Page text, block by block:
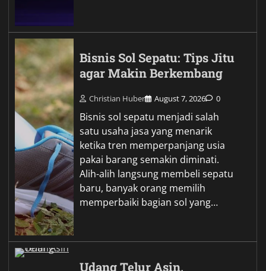
Bisnis Sol Sepatu: Tips Jitu
agar Makin Berkembang
Christian Huber August 7, 2026 0
Bisnis sol sepatu menjadi salah
satu usaha jasa yang menarik
ketika tren memperpanjang usia
pakai barang semakin diminati.
Alih-alih langsung membeli sepatu
baru, banyak orang memilih
memperbaiki bagian sol yang…
Udang Telur Asin,